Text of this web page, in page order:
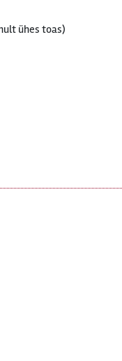
ühes toas)